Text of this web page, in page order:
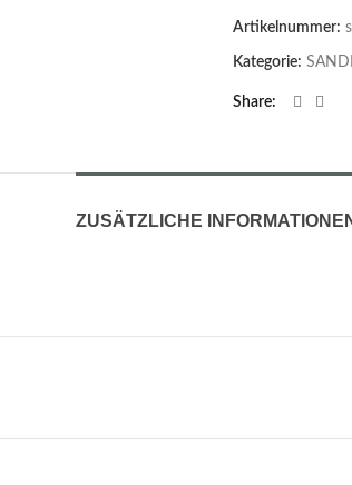
Artikelnummer:
Kategorie:
Share
ZUSÄTZLICHE